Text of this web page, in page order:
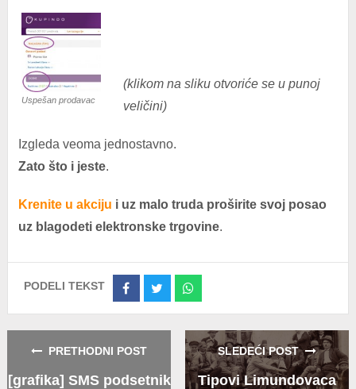
Uspešan prodavac
(klikom na sliku otvoriće se u punoj
veličini)
Izgleda veoma jednostavno.
Zato što i jeste.
Krenite u akciju i uz malo truda proširite svoj posao
uz blagodeti elektronske trgovine.
PODELI TEKST
Share
Facebook
Share
Twitter
Share
Whatsapp
PRETHODNI POST
[grafika] SMS podsetnik
SLEDEĆI POST
Tipovi Limundovaca